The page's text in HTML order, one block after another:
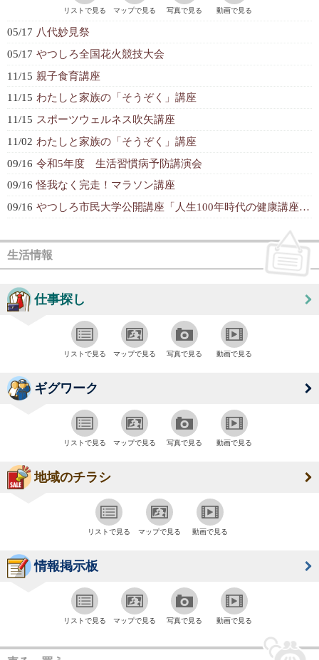
リストで見る マップで見る 写真で見る 動画で見る
05/17 八代妙見祭
05/17 やつしろ全国花火競技大会
11/15 親子食育講座
11/15 わたしと家族の「そうぞく」講座
11/15 スポーツウェルネス吹矢講座
11/02 わたしと家族の「そうぞく」講座
09/16 令和5年度 生活習慣病予防講演会
09/16 怪我なく完走！マラソン講座
09/16 やつしろ市民大学公開講座「人生100年時代の健康講座～あなたの“貯筋はおいく...
生活情報
仕事探し
リストで見る マップで見る 写真で見る 動画で見る
ギグワーク
リストで見る マップで見る 写真で見る 動画で見る
地域のチラシ
リストで見る マップで見る 動画で見る
情報掲示板
リストで見る マップで見る 写真で見る 動画で見る